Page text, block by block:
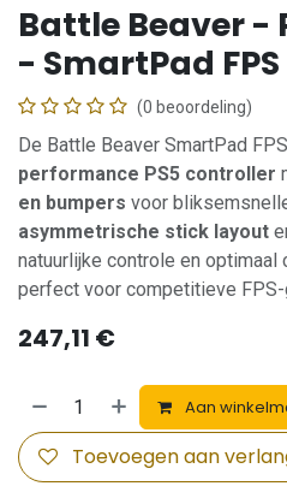
Battle Beaver -
- SmartPad
(0 beoordeling)
De Battle Beaver SmartPad
performance PS5 controller
en bumpers voor
asymmetrische stick layout
natuurlijke controle en
perfect voor competitieve FPS-
247,11 €
Aan
Toevoegen aan